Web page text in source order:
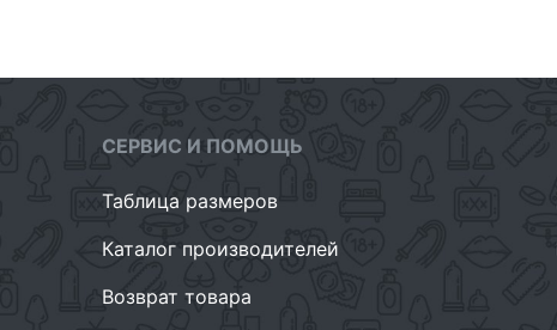
СЕРВИС И ПОМОЩЬ
Таблица размеров
Каталог производителей
Возврат товара